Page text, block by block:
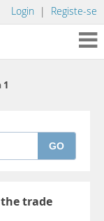
Login | Registe-se
1
GO
trade